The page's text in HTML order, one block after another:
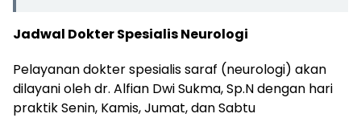
Jadwal Dokter Spesialis Neurologi
Pelayanan dokter spesialis saraf (neurologi) akan
dilayani oleh dr. Alfian Dwi Sukma, Sp.N dengan hari
praktik Senin, Kamis, Jumat, dan Sabtu